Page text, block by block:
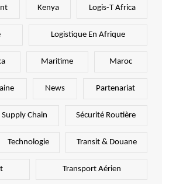
Kenya Logis-T Africa
Logistique En Afrique
Maritime Maroc
News Partenariat
Supply Chain Sécurité Routière
Technologie Transit & Douane
Transport Aérien